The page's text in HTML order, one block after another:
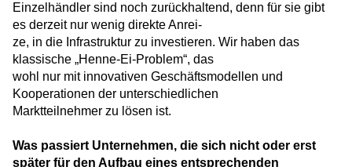
Einzelhändler sind noch zurückhaltend, denn für sie gibt
es derzeit nur wenig direkte Anrei-
ze, in die Infrastruktur zu investieren. Wir haben das
klassische „Henne-Ei-Problem“, das
wohl nur mit innovativen Geschäftsmodellen und
Kooperationen der unterschiedlichen
Markt­teilnehmer zu lösen ist.
Was passiert Unternehmen, die sich nicht oder erst
später für den Aufbau eines entsprechenden